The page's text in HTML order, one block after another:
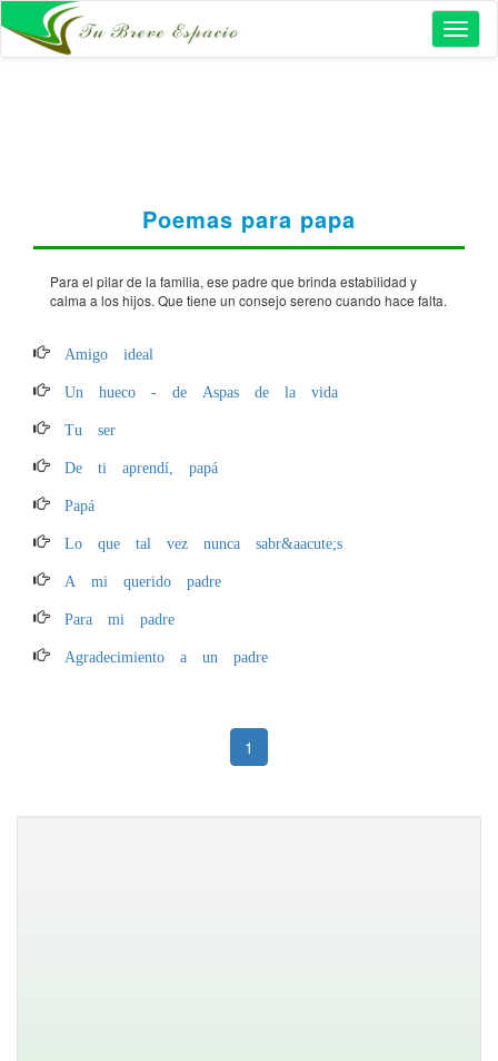
Poemas para papa
Para el pilar de la familia, ese padre que brinda estabilidad y
calma a los hijos. Que tiene un consejo sereno cuando hace falta.
Amigo ideal
Un hueco - de Aspas de la vida
Tu ser
De ti aprendí, papá
Papá
Lo que tal vez nunca sabr&aacute;s
A mi querido padre
Para mi padre
Agradecimiento a un padre
1